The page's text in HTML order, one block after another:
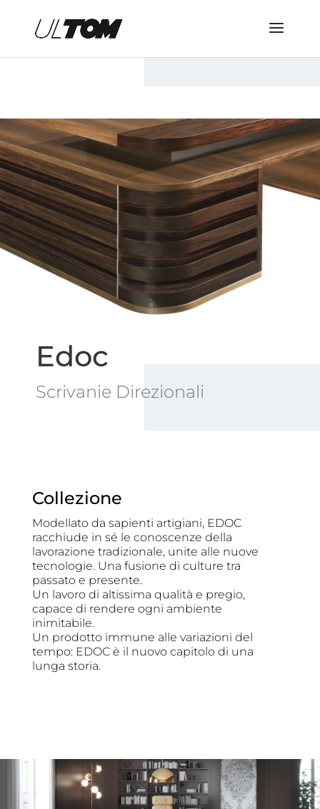
Edoc
Scrivanie Direzionali
Collezione
Modellato da sapienti artigiani, EDOC
racchiude in sé le conoscenze della
lavorazione tradizionale, unite alle nuove
tecnologie. Una fusione di culture tra
passato e presente.
Un lavoro di altissima qualità e pregio,
capace di rendere ogni ambiente
inimitabile.
Un prodotto immune alle variazioni del
tempo: EDOC è il nuovo capitolo di una
lunga storia.